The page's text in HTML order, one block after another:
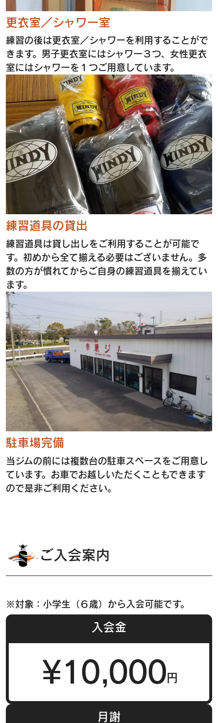
更衣室／シャワー室
練習の後は更衣室／シャワーを利用することがで
きます。男子更衣室にはシャワー３つ、女性更衣
室にはシャワーを１つご用意しています。
練習道具の貸出
練習道具は貸し出しをご利用することが可能で
す。初めから全て揃える必要はございません。多
数の方が慣れてからご自身の練習道具を揃えてい
ます。
駐車場完備
当ジムの前には複数台の駐車スペースをご用意し
ています。お車でお越しいただくこともできます
ので是非ご利用ください。
ご入会案内
※対象：小学生（６歳）から入会可能です。
入会金
¥10,000 円
月謝